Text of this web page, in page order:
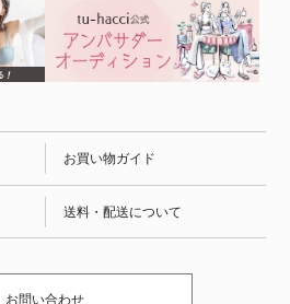
お買い物ガイド
送料・配送について
お問い合わせ